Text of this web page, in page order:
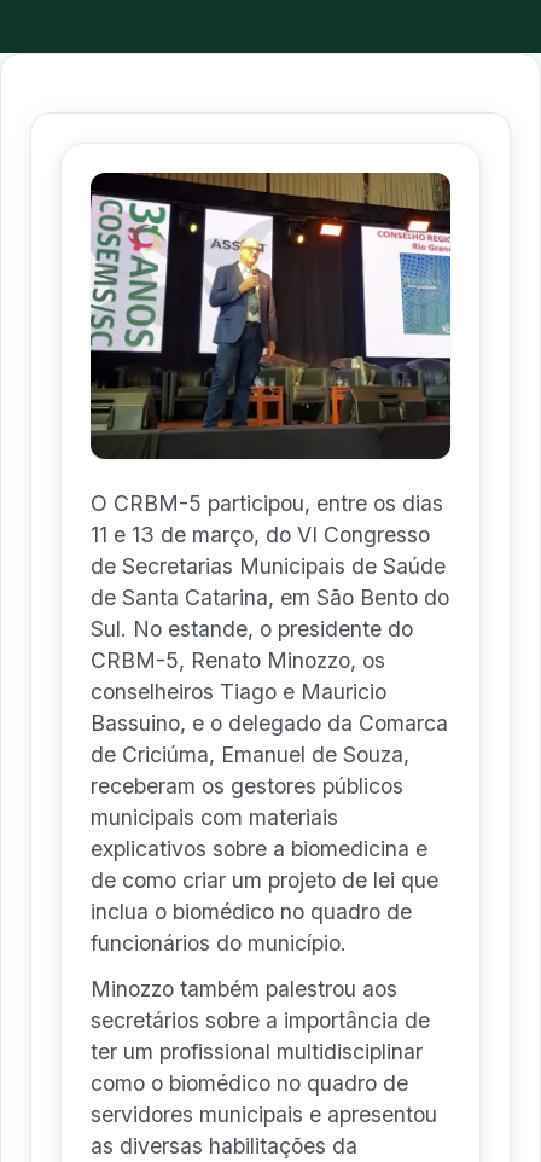
O CRBM-5 participou, entre os dias
11 e 13 de março, do VI Congresso
de Secretarias Municipais de Saúde
de Santa Catarina, em São Bento do
Sul. No estande, o presidente do
CRBM-5, Renato Minozzo, os
conselheiros Tiago e Mauricio
Bassuino, e o delegado da Comarca
de Criciúma, Emanuel de Souza,
receberam os gestores públicos
municipais com materiais
explicativos sobre a biomedicina e
de como criar um projeto de lei que
inclua o biomédico no quadro de
funcionários do município.
Minozzo também palestrou aos
secretários sobre a importância de
ter um profissional multidisciplinar
como o biomédico no quadro de
servidores municipais e apresentou
as diversas habilitações da